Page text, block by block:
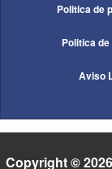
Politica de
Politica
Aviso
Copyright ©